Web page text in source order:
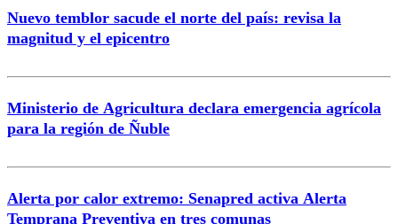
Nuevo temblor sacude el norte del país: revisa la
magnitud y el epicentro
Ministerio de Agricultura declara emergencia agrícola
para la región de Ñuble
Alerta por calor extremo: Senapred activa Alerta
Temprana Preventiva en tres comunas